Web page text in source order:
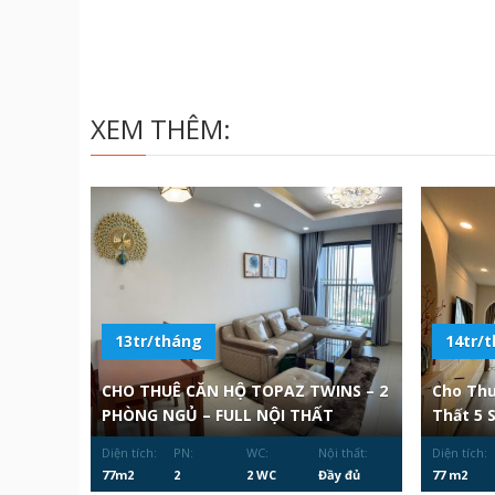
XEM THÊM:
13tr/tháng
CHO THUÊ CĂN HỘ TOPAZ TWINS – 2
PHÒNG NGỦ – FULL NỘI THẤT
Diện tích:
77m2
PN:
2
WC:
2 WC
Nội thất:
Đầy đủ
14tr/
Cho
Thất 5
Diện tích:
77 m2